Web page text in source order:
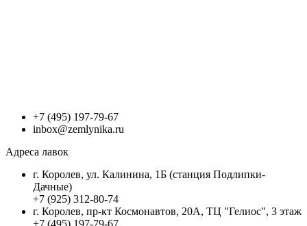
+7 (495) 197-79-67
inbox@zemlynika.ru
Адреса лавок
г. Королев, ул. Калинина, 1Б (станция Подлипки-
Дачные)
+7 (925) 312-80-74
г. Королев, пр-кт Космонавтов, 20А, ТЦ "Гелиос", 3 этаж
+7 (495) 197-79-67